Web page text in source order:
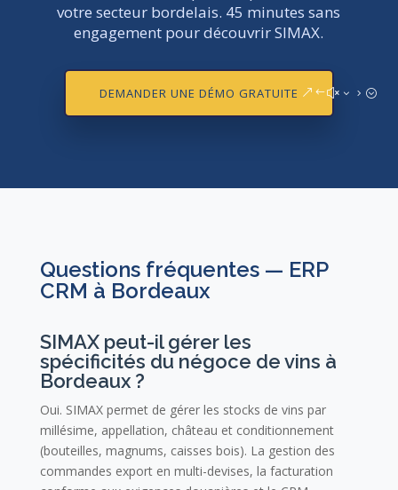
votre secteur bordelais. 45 minutes sans
engagement pour découvrir SIMAX.
DEMANDER UNE DÉMO GRATUITE
Questions fréquentes — ERP
CRM à Bordeaux
SIMAX peut-il gérer les
spécificités du négoce de vins à
Bordeaux ?
Oui. SIMAX permet de gérer les stocks de vins par
millésime, appellation, château et conditionnement
(bouteilles, magnums, caisses bois). La gestion des
commandes export en multi-devises, la facturation